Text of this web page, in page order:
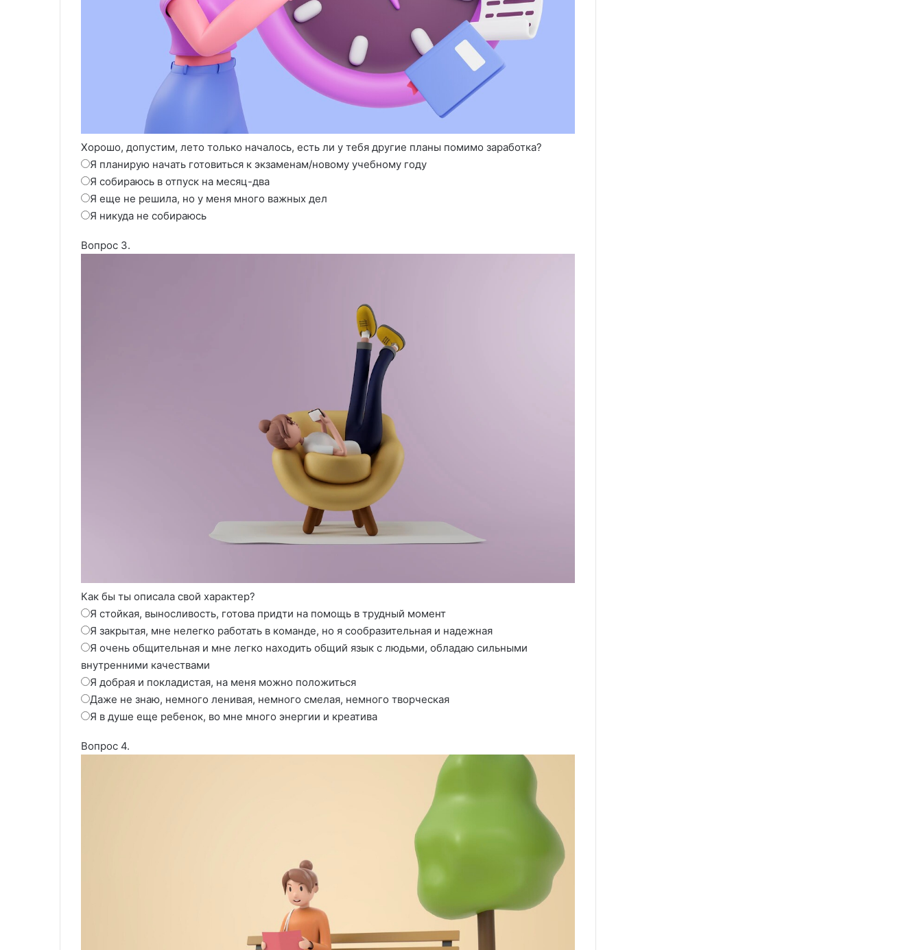
Хорошо, допустим, лето только началось, есть ли у тебя другие планы помимо заработка?
Я планирую начать готовиться к экзаменам/новому учебному году
Я собираюсь в отпуск на месяц-два
Я еще не решила, но у меня много важных дел
Я никуда не собираюсь
Вопрос 3.
Как бы ты описала свой характер?
Я стойкая, выносливость, готова придти на помощь в трудный момент
Я закрытая, мне нелегко работать в команде, но я сообразительная и надежная
Я очень общительная и мне легко находить общий язык с людьми, обладаю сильными
внутренними качествами
Я добрая и покладистая, на меня можно положиться
Даже не знаю, немного ленивая, немного смелая, немного творческая
Я в душе еще ребенок, во мне много энергии и креатива
Вопрос 4.